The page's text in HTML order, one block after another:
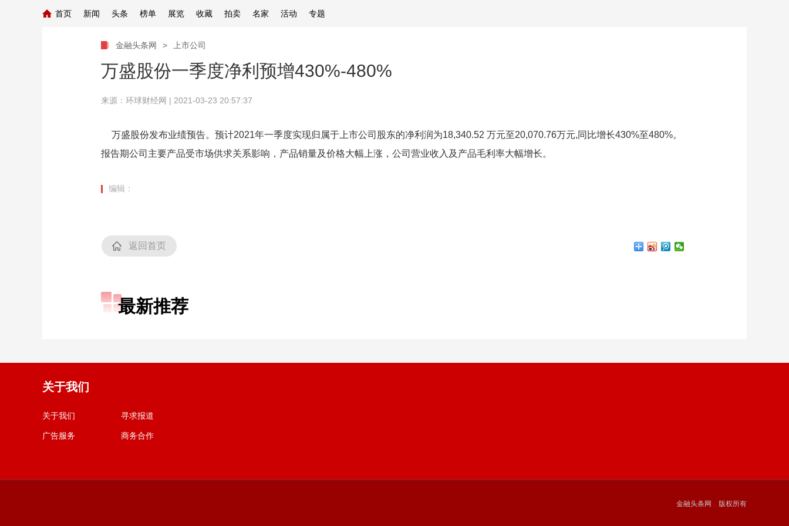
首页 新闻 头条 榜单 展览 收藏 拍卖 名家 活动 专题
金融头条网 > 上市公司
万盛股份一季度净利预增430%-480%
来源： 环球财经网 | 2021-03-23 20:57:37
万盛股份发布业绩预告。预计2021年一季度实现归属于上市公司股东的净利润为18,340.52 万元至20,070.76万元,同比增长430%至480%。
报告期公司主要产品受市场供求关系影响，产品销量及价格大幅上涨，公司营业收入及产品毛利率大幅增长。
编辑：
返回首页
最新推荐
关于我们
关于我们 寻求报道
广告服务 商务合作
金融头条网 版权所有